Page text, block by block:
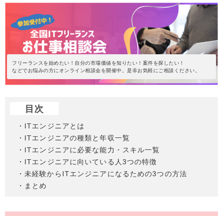
フリーランスを始めたい！自分の市場価値を知りたい！案件を探したい！
などでお悩みの方にオンライン相談会を開催中。是非お気軽にご相談ください。
目次
・ITエンジニアとは
・ITエンジニアの種類と年収一覧
・ITエンジニアに必要な能力・スキル一覧
・ITエンジニアに向いている人3つの特徴
・未経験からITエンジニアになるための3つの方法
・まとめ